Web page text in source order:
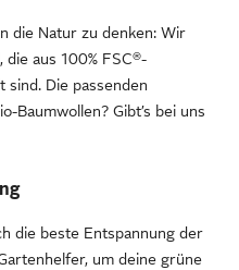
die Natur zu denken: Wir
aus 100% FSC®-
Die passenden
Baumwollen? Gibt’s bei uns
die beste Entspannung der
um deine grüne